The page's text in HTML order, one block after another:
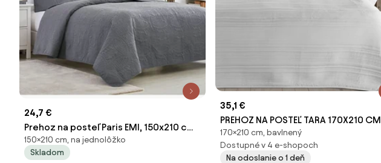
24,7 €
Prehoz na posteľ Paris EMI, 150x210 cm
+ 1x obliečka 40x40 cm
150×210 cm, na jednolôžko
Skladom
35,1 €
PREHOZ NA POSTEĽ TARA 170X210 CM
BIELY
170×210 cm, bavlnený
Dostupné v 4 e-shopoch
Na odoslanie o 1 deň